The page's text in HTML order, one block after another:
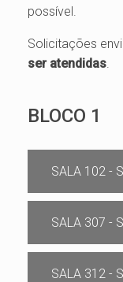
possível.
Solicitações
ser atendidas.
BLOCO 1
SALA 102 -
SALA 307 -
SALA 312 -